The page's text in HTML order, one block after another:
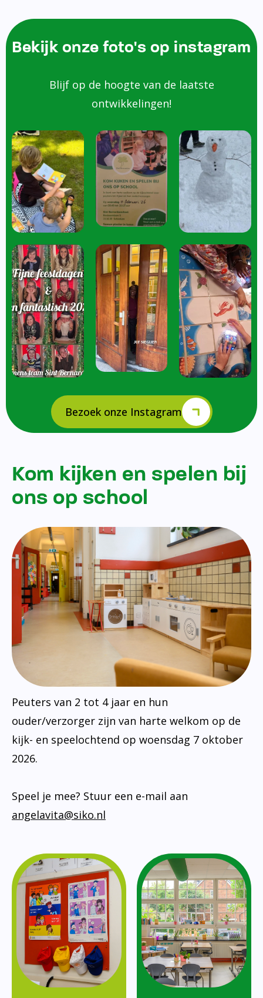
Bekijk onze foto's op instagram
Blijf op de hoogte van de laatste
ontwikkelingen!
Bezoek onze Instagram
Kom kijken en spelen bij
ons op school
Peuters van 2 tot 4 jaar en hun
ouder/verzorger zijn van harte welkom op de
kijk- en speelochtend op woensdag 7 oktober
2026.
Speel je mee? Stuur een e-mail aan
angelavita@siko.nl